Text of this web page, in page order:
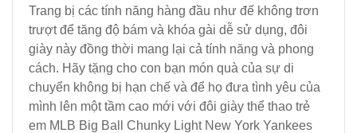
Trang bị các tính năng hàng đầu như đế không trơn
trượt để tăng độ bám và khóa gài dễ sử dụng, đôi
giày này đồng thời mang lại cả tính năng và phong
cách. Hãy tặng cho con bạn món quà của sự di
chuyển không bị hạn chế và để họ đưa tình yêu của
mình lên một tầm cao mới với đôi giày thể thao trẻ
em MLB Big Ball Chunky Light New York Yankees